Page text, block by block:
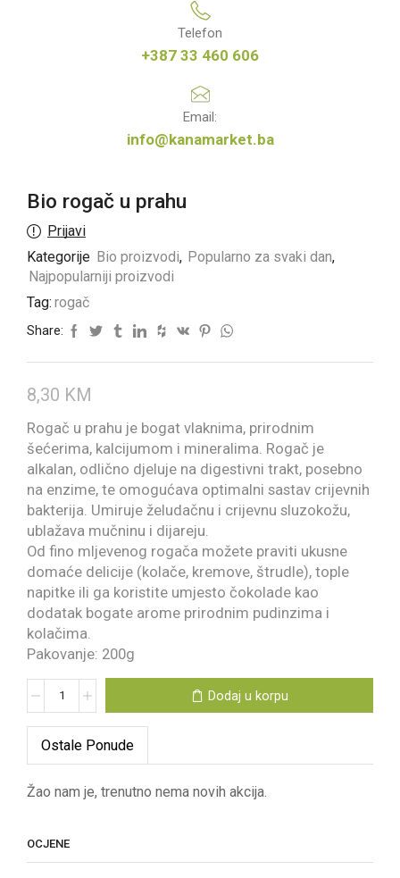
Telefon
+387 33 460 606
Email:
info@kanamarket.ba
Bio rogač u prahu
Prijavi
Kategorije Bio proizvodi, Popularno za svaki dan,
Najpopularniji proizvodi
Tag: rogač
Share:
8,30 KM
Rogač u prahu je bogat vlaknima, prirodnim
šećerima, kalcijumom i mineralima. Rogač je
alkalan, odlično djeluje na digestivni trakt, posebno
na enzime, te omogućava optimalni sastav crijevnih
bakterija. Umiruje želudačnu i crijevnu sluzokožu,
ublažava mučninu i dijareju.
Od fino mljevenog rogača možete praviti ukusne
domaće delicije (kolače, kremove, štrudle), tople
napitke ili ga koristite umjesto čokolade kao
dodatak bogate arome prirodnim pudinzima i
kolačima.
Pakovanje: 200g
Dodaj u korpu
Ostale Ponude
Žao nam je, trenutno nema novih akcija.
OCJENE